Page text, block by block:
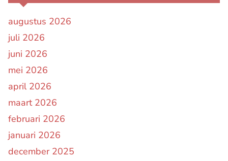
augustus 2026
juli 2026
juni 2026
mei 2026
april 2026
maart 2026
februari 2026
januari 2026
december 2025